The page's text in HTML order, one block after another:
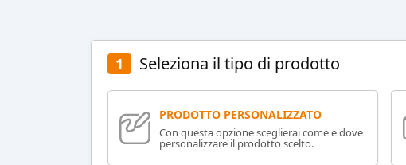
1 Seleziona il tipo di prodotto
PRODOTTO PERSONALIZZATO
Con questa opzione sceglierai come e dove
personalizzare il prodotto scelto.